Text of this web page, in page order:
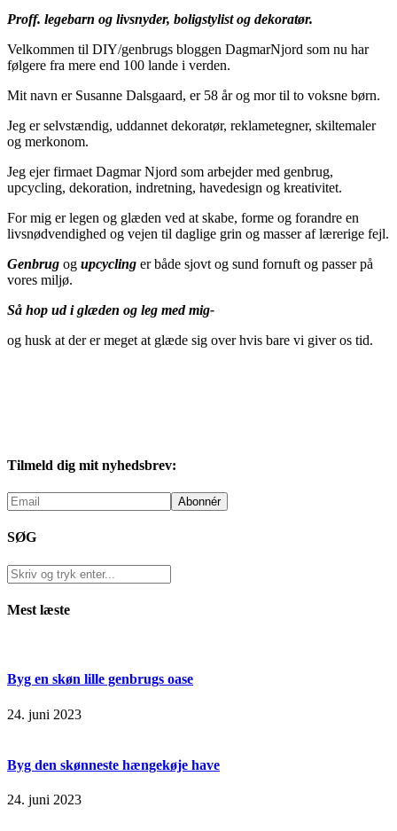
Proff. legebarn og livsnyder, boligstylist og dekoratør.
Velkommen til DIY/genbrugs bloggen DagmarNjord som nu har
følgere fra mere end 100 lande i verden.
Mit navn er Susanne Dalsgaard, er 58 år og mor til to voksne børn.
Jeg er selvstændig, uddannet dekoratør, reklametegner, skiltemaler
og merkonom.
Jeg ejer firmaet Dagmar Njord som arbejder med genbrug,
upcycling, dekoration, indretning, havedesign og kreativitet.
For mig er legen og glæden ved at skabe, forme og forandre en
livsnødvendighed og vejen til daglige grin og masser af lærerige fejl.
Genbrug og upcycling er både sjovt og sund fornuft og passer på
vores miljø.
Så hop ud i glæden og leg med mig-
og husk at der er meget at glæde sig over hvis bare vi giver os tid.
Tilmeld dig mit nyhedsbrev:
SØG
Mest læste
Byg en skøn lille genbrugs oase
24. juni 2023
Byg den skønneste hængekøje have
24. juni 2023